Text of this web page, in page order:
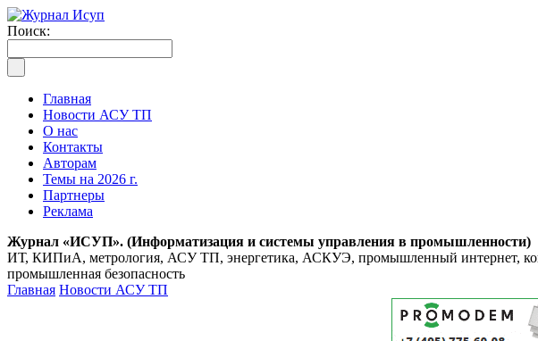
Поиск:
Главная
Новости АСУ ТП
О нас
Контакты
Авторам
Темы на 2026 г.
Партнеры
Реклама
Журнал «ИСУП». (Информатизация и системы управления в промышленности)
ИТ, КИПиА, метрология, АСУ ТП, энергетика, АСКУЭ, промышленный интернет,
промышленная безопасность
Главная Новости АСУ ТП